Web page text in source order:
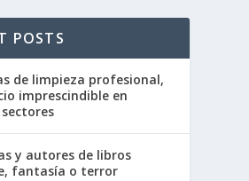
POSTS
de limpieza profesional,
imprescindible en
y autores de libros
fantasía o terror